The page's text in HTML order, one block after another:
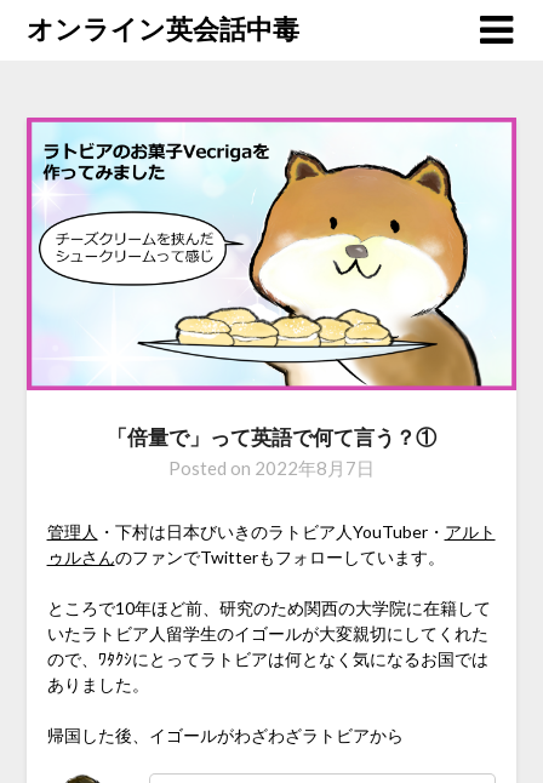
オンライン英会話中毒
「倍量で」って英語で何て言う？①
Posted on 2022年8月7日
管理人 ・下村は日本びいきのラトビア人YouTuber・ アルト
ゥルさんのファンでTwitterもフォローしています。
ところで10年ほど前、研究のため関西の大学院に在籍して
いたラトビア人留学生のイゴールが大変親切にしてくれた
ので、ﾜﾀｸｼにとってラトビアは何となく気になるお国では
ありました。
帰国した後、イゴールがわざわざラトビアから